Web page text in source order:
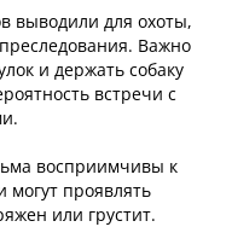
выводили для охоты,
Важно
и держать собаку
встречи с
восприимчивы к
могут проявлять
или грустит.